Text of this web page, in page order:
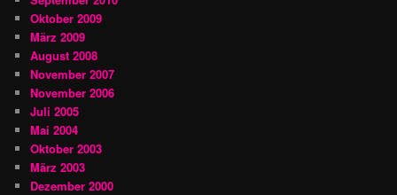
Oktober 2009
März 2009
August 2008
November 2007
November 2006
Juli 2005
Mai 2004
Oktober 2003
März 2003
Dezember 2000